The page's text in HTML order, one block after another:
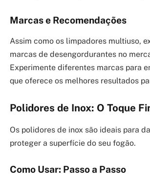
Marcas e Recomendações
Assim como os limpadores multiuso,
marcas de desengordurantes no
Experimente diferentes marcas para
que oferece os melhores resultados
Polidores de Inox: O Toque
Os polidores de inox são ideais para
proteger a superfície do seu fogão.
Como Usar: Passo a Passo